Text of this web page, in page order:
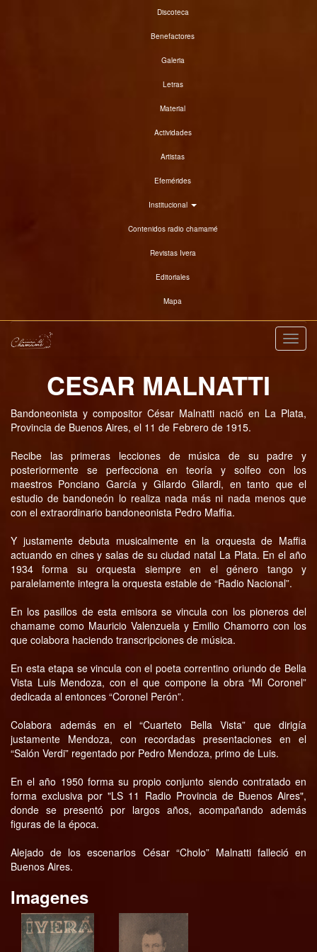
Discoteca
Benefactores
Galeria
Letras
Material
Actividades
Artistas
Efemérides
Institucional
Contenidos radio chamamé
Revistas Ivera
Editoriales
Mapa
CESAR MALNATTI
Bandoneonista y compositor César Malnatti nació en La Plata,
Provincia de Buenos Aires, el 11 de Febrero de 1915.
Recibe las primeras lecciones de música de su padre y
posteriormente se perfecciona en teoría y solfeo con los
maestros Ponciano García y Gilardo Gilardi, en tanto que el
estudio de bandoneón lo realiza nada más ni nada menos que
con el extraordinario bandoneonista Pedro Maffia.
Y justamente debuta musicalmente en la orquesta de Maffia
actuando en cines y salas de su ciudad natal La Plata. En el año
1934 forma su orquesta siempre en el género tango y
paralelamente integra la orquesta estable de “Radio Nacional”.
En los pasillos de esta emisora se vincula con los pioneros del
chamame como Mauricio Valenzuela y Emilio Chamorro con los
que colabora haciendo transcripciones de música.
En esta etapa se vincula con el poeta correntino oriundo de Bella
Vista Luis Mendoza, con el que compone la obra “Mi Coronel”
dedicada al entonces “Coronel Perón”.
Colabora además en el “Cuarteto Bella Vista” que dirigía
justamente Mendoza, con recordadas presentaciones en el
“Salón Verdi” regentado por Pedro Mendoza, primo de Luis.
En el año 1950 forma su propio conjunto siendo contratado en
forma exclusiva por "LS 11 Radio Provincia de Buenos Aires",
donde se presentó por largos años, acompañando además
figuras de la época.
Alejado de los escenarios César “Cholo” Malnatti falleció en
Buenos Aires.
Imagenes